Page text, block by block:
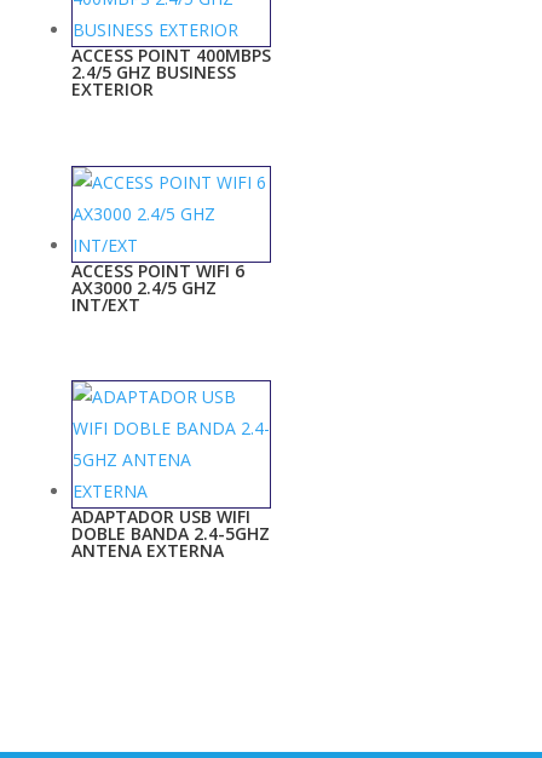
ACCESS POINT 400MBPS
2.4/5 GHZ BUSINESS
EXTERIOR
ACCESS POINT WIFI 6
AX3000 2.4/5 GHZ
INT/EXT
ADAPTADOR USB WIFI
DOBLE BANDA 2.4-5GHZ
ANTENA EXTERNA